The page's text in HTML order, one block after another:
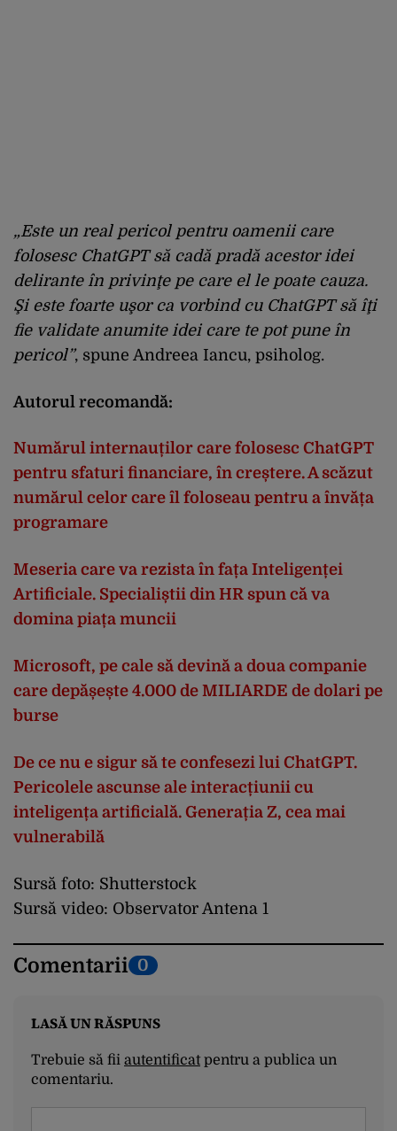
„Este un real pericol pentru oamenii care
folosesc ChatGPT să cadă pradă acestor idei
delirante în privinţe pe care el le poate cauza.
Şi este foarte uşor ca vorbind cu ChatGPT să îţi
fie validate anumite idei care te pot pune în
pericol”, spune Andreea Iancu, psiholog.
Autorul recomandă:
Numărul internauților care folosesc ChatGPT
pentru sfaturi financiare, în creștere. A scăzut
numărul celor care îl foloseau pentru a învăța
programare
Meseria care va rezista în fața Inteligenței
Artificiale. Specialiștii din HR spun că va
domina piața muncii
Microsoft, pe cale să devină a doua companie
care depășește 4.000 de MILIARDE de dolari pe
burse
De ce nu e sigur să te confesezi lui ChatGPT.
Pericolele ascunse ale interacțiunii cu
inteligența artificială. Generația Z, cea mai
vulnerabilă
Sursă foto: Shutterstock
Sursă video: Observator Antena 1
Comentarii 0
LASĂ UN RĂSPUNS
Trebuie să fii autentificatpentru a publica un
comentariu.